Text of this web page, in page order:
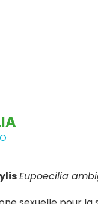
Eupoecilia